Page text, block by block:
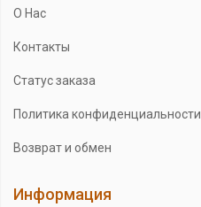
О Нас
Контакты
Статус заказа
Политика конфиденциальности
Возврат и обмен
Информация